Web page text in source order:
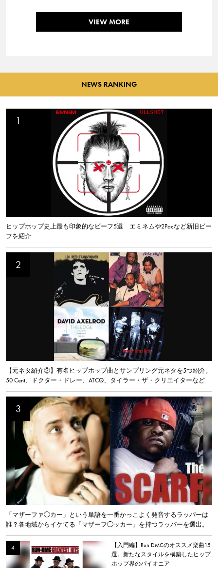
VIEW MORE
NEWS RANKING
ヒップホップ史上最も印象的なビーフ5選 エミネムや2Pacなど新旧ビー
フを紹介
【元ネタ紹介②】有名ヒップホップ曲とサンプリング元ネタを5つ紹介。
50 Cent、ドクター・ドレー、ATCQ、タイラー・ザ・クリエイターなど
「マザーファ◯カー」という単語を一番かっこよく発音するラッパーは
誰？各地域からイケてる「マザーフ◯ッカー」を持つラッパーを選出。
【入門編】Run DMCのオススメ楽曲15
選。新たなスタイルを構築したヒップ
ホップ界のパイオニア